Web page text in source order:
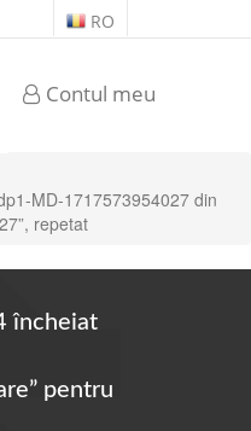
RO
Contul meu
MD-1717573954027 din
repetat
încheiat
pentru